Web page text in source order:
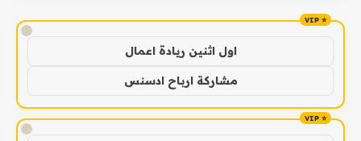
!
اول اثنين ريادة اعمال
مشاركة ارباح ادسنس
!